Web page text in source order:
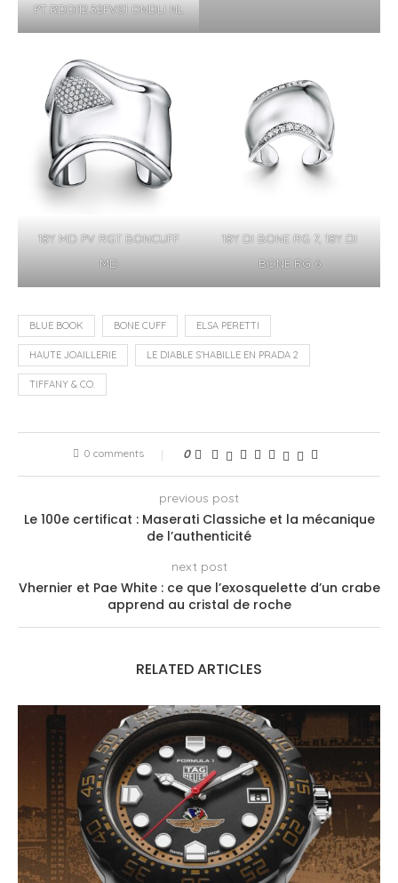
PT RDDI12.32FVS1 DNDLI NL
18Y MD PV RGT BONCUFF
MD
18Y DI BONE RG 7, 18Y DI
BONE RG 6
BLUE BOOK BONE CUFF ELSA PERETTI
HAUTE JOAILLERIE LE DIABLE S’HABILLE EN PRADA 2
TIFFANY & CO.
0 comments 0
previous post
Le 100e certificat : Maserati Classiche et la mécanique
de l’authenticité
next post
Vhernier et Pae White : ce que l’exosquelette d’un crabe
apprend au cristal de roche
RELATED ARTICLES